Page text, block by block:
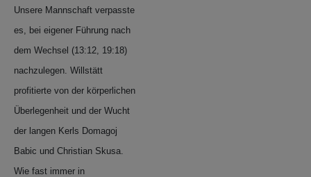
Unsere Mannschaft verpasste
es, bei eigener Führung nach
dem Wechsel (13:12, 19:18)
nachzulegen. Willstätt
profitierte von der körperlichen
Überlegenheit und der Wucht
der langen Kerls Domagoj
Babic und Christian Skusa.
Wie fast immer in